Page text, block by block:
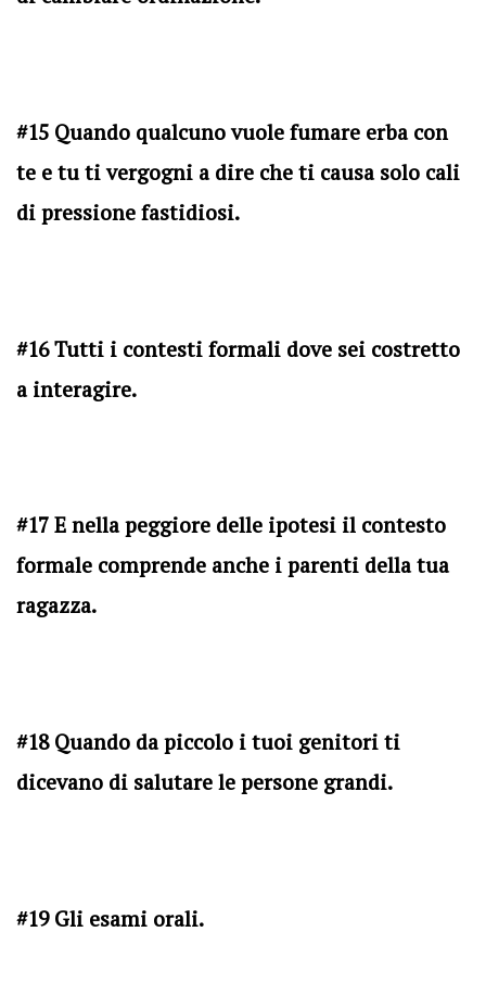
#15 Quando qualcuno vuole fumare erba con
te e tu ti vergogni a dire che ti causa solo cali
di pressione fastidiosi.
#16 Tutti i contesti formali dove sei costretto
a interagire.
#17 E nella peggiore delle ipotesi il contesto
formale comprende anche i parenti della tua
ragazza.
#18 Quando da piccolo i tuoi genitori ti
dicevano di salutare le persone grandi.
#19 Gli esami orali.